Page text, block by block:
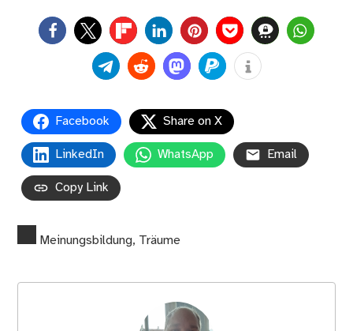
0
Facebook Share on X
LinkedIn WhatsApp Email
Copy Link
Meinungsbildung, Träume